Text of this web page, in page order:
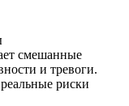
смешанные
и тревоги.
риски